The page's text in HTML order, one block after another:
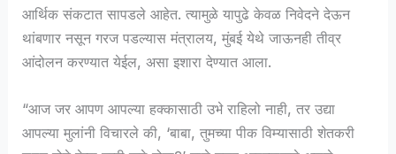
आर्थिक संकटात सापडले आहेत. त्यामुळे यापुढे केवळ निवेदने देऊन
थांबणार नसून गरज पडल्यास मंत्रालय, मुंबई येथे जाऊनही तीव्र
आंदोलन करण्यात येईल, असा इशारा देण्यात आला.
“आज जर आपण आपल्या हक्कासाठी उभे राहिलो नाही, तर उद्या
आपल्या मुलांनी विचारले की, ‘बाबा, तुमच्या पीक विम्यासाठी शेतकरी